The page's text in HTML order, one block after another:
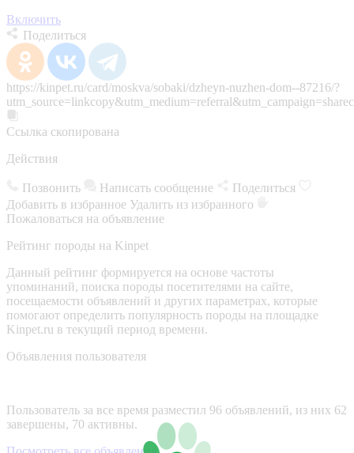
Включить
Поделиться
https://kinpet.ru/card/moskva/sobaki/dzheyn-nuzhen-dom--87216/?
Ссылка скопирована
Действия
Позвонить Написать сообщение
Поделиться
Добавить в избранное Удалить из избранного
Пожаловаться на объявление
Рейтинг породы на Kinpet
Данный рейтинг формируется на основе частоты
упоминаний, поиска породы посетителями на сайте,
посещаемости объявлений и других параметрах, которые
помогают определить популярность породы на площадке
Kinpet.ru в текущий период времени.
Объявления пользователя
Пользователь за все время разместил 96 объявлений, из них 62
завершены, 70 активны.